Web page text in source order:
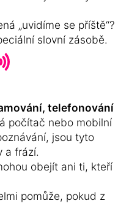
„uvidíme se příště“?
slovní zásobě.
telefonování
počítač nebo mobilní
jsou tyto
a frází.
obejít ani ti, kteří
pomůže, pokud z